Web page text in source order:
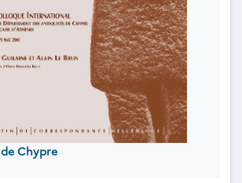
Chypre